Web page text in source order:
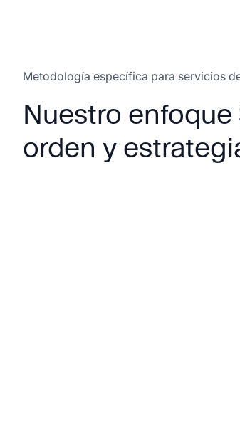
Metodología específica para servicios
Nuestro enfoque
orden y